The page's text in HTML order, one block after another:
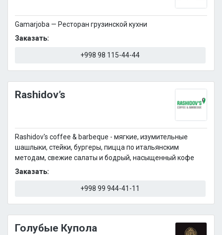
Gamarjoba — Ресторан грузинской кухни
Заказать:
+998 98 115-44-44
Rashidov’s
Rashidov's coffee & barbeque - мягкие, изумительные
шашлыки, стейки, бургеры, пицца по итальянским
методам, свежие салаты и бодрый, насыщенный кофе
Заказать:
+998 99 944-41-11
Голубые Купола